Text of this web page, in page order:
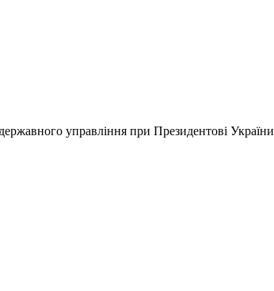
управління при Президентові України